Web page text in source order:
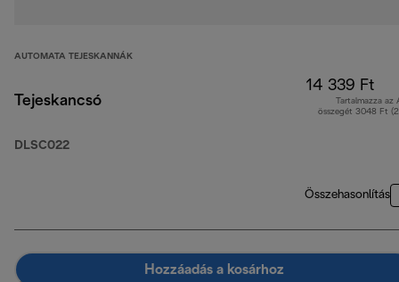
AUTOMATA TEJESKANNÁK
Tejeskancsó
DLSC022
14 339 Ft
Tartalmazza az
összegét 3048 Ft
Összehasonlítás
Hozzáadás a kosárhoz